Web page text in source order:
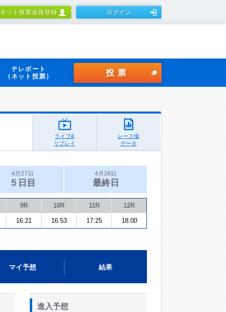
ネット投票会員登録 ログイン
テレボート
（ネット投票）
投票
ライブ&
リプレイ
レース場
データ
4月27日
５日目
4月28日
最終日
9R 10R 11R 12R
16:21 16:53 17:25 18:00
マイ予想 結果
進入予想